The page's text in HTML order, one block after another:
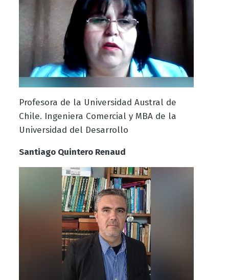
Profesora de la Universidad Austral de
Chile. Ingeniera Comercial y MBA de la
Universidad del Desarrollo
Santiago Quintero Renaud